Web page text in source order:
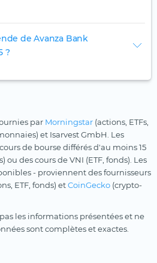
de Avanza Bank
?
par Morningstar (actions, ETFs,
et Isarvest GmbH. Les
de bourse différés d'au moins 15
ou des cours de VNI (ETF, fonds). Les
- proviennent des fournisseurs
ETF, fonds) etCoinGecko (crypto-
les informations présentées et ne
sont complètes et exactes.